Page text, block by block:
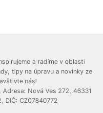
a radíme v oblasti
tipy na úpravu a novinky ze
nás!
Adresa: Nová Ves 272, 46331
DIČ: CZ07840772